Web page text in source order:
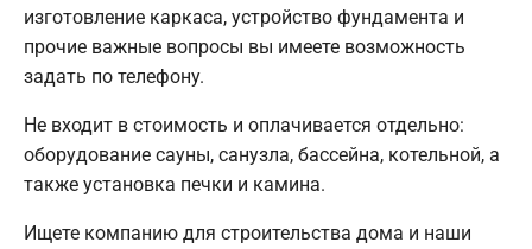
изготовление каркаса, устройство фундамента и
прочие важные вопросы вы имеете возможность
задать по телефону.
Не входит в стоимость и оплачивается отдельно:
оборудование сауны, санузла, бассейна, котельной, а
также установка печки и камина.
Ищете компанию для строительства дома и наши